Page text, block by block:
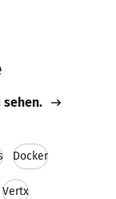
sehen.
Docker
Vertx